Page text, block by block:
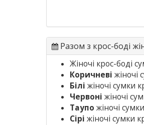
Разом з крос-боді
Жіночі крос-боді
Коричневі жіночі
Білі жіночі сумки
Червоні жіночі
Таупо жіночі
Сірі жіночі сумки